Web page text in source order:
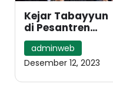
Kejar Tabayyun
di Pesantren
Syamsul ‘Ulum
Bandung
adminweb
Desember 12, 2023